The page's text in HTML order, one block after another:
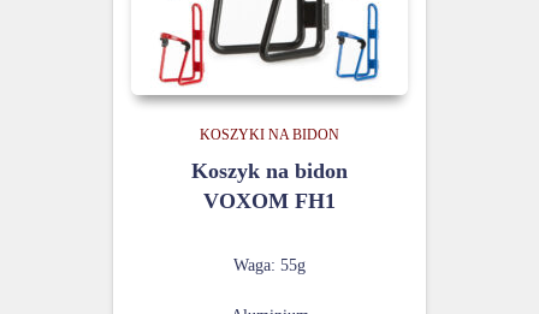
KOSZYKI NA BIDON
Koszyk na bidon
VOXOM FH1
Waga: 55g